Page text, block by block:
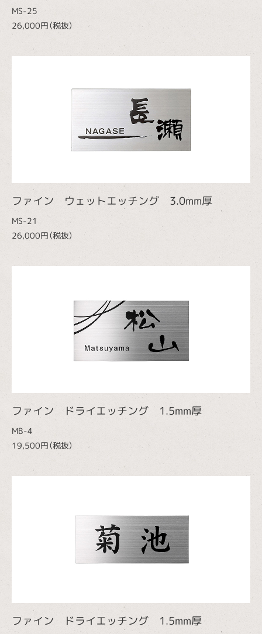
MS-25
26,000円（税抜）
ファイン ウェットエッチング 3.0mm厚
MS-21
26,000円（税抜）
ファイン ドライエッチング 1.5mm厚
MB-4
19,500円（税抜）
ファイン ドライエッチング 1.5mm厚